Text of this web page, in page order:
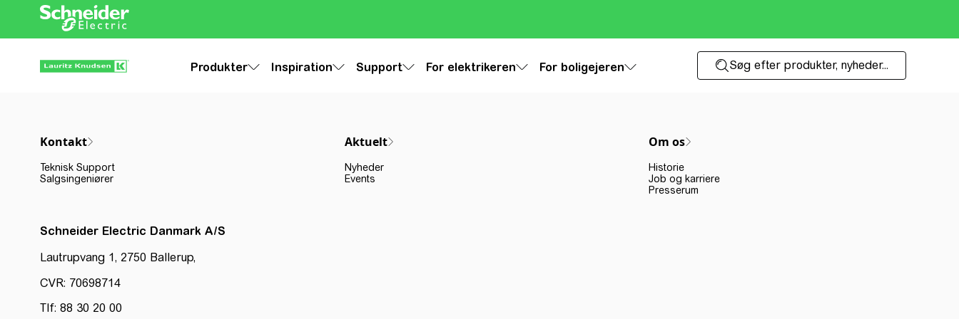
Produkter Inspiration Support For elektrikeren For boligejeren Søg efter produkter, nyheder...
Kontakt
Teknisk Support
Salgsingeniører
Aktuelt
Nyheder
Events
Om os
Historie
Job og karriere
Presserum
Schneider Electric Danmark A/S
Lautrupvang 1, 2750 Ballerup,
CVR: 70698714
Tlf: 88 30 20 00